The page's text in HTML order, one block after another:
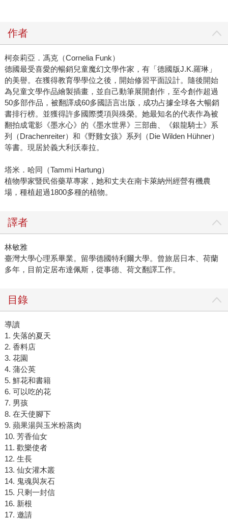
作者
柯奈莉亞．馮克（Cornelia Funk）
德國最受喜愛的暢銷兒童魔幻文學作家，有「德國版J.K.羅琳」
的美譽。在獲得教育學學位之後，開始修習平面設計。隨後開始
為兒童文學作品繪製插畫，並自己動筆展開創作，至今創作超過
50多部作品，被翻譯成60多國語言出版，成功占據全球各大暢銷
書排行榜。並獲得許多國際獎項與殊榮。她最知名的代表作為被
翻拍成電影《墨水心》的《墨水世界》三部曲、《銀龍騎士》系
列（Drachenreiter）和《野雞女孩》系列（Die Wilden Hühner）
等書。現居於義大利沃泰拉。
塔米．哈同（Tammi Hartung）
植物學家暨民俗藥草專家，她和丈夫在南卡萊納州經營有機農
場，種植超過1800多種的植物。
譯者
林敏雅
臺灣大學心理系畢業。留學德國特利爾大學。曾旅居日本、荷蘭
多年，目前定居布達佩斯，從事德、荷文翻譯工作。
目錄
導讀
1. 失落的夏天
2. 香料店
3. 花園
4. 蒲公英
5. 鮮花和書籍
6. 可以吃的花
7. 男孩
8. 在天使腳下
9. 蘋果湯與玉米粉蒸肉
10. 芳香仙女
11. 歡樂使者
12. 生長
13. 仙女灌木叢
14. 鬼魂與灰石
15. 只剩一封信
16. 新根
17. 邀請